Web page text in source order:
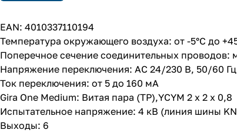
EAN: 4010337110194
Температура окружающего воздуха: от -5°C до
Поперечное сечение соединительных проводов:
Напряжение переключения: AC 24/230 В, 50/60 Гц
Ток переключения: от 5 до 160 мA
Gira One Medium: Витая пара (TP),YCYM 2 x 2 x 0,8
Испытательное напряжение: 4 кВ (линия шины
Выходы: 6